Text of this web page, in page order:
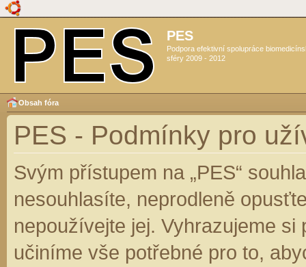
PES
Podpora efektivní spolupráce
sféry 2009 - 2012
Obsah fóra
PES - Podmínky pro
Svým přístupem na „PES“
nesouhlasíte, neprodleně
nepoužívejte jej. Vyhrazujeme
učiníme vše potřebné pro to,